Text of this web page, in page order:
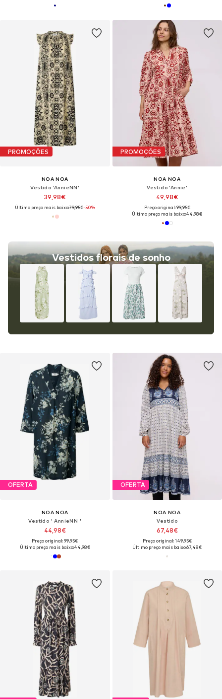
PROMOÇÕES
NOA NOA
Vestido 'AnnieNN'
39,98€
Último preço mais baixo:79,95€-50%
PROMOÇÕES
NOA NOA
Vestido 'Annie'
49,98€
Preço original: 99,95€
Último preço mais baixo:44,98€
Vestidos florais de sonho
OFERTA
NOA NOA
Vestido ' AnnieNN '
44,98€
Preço original: 99,95€
Último preço mais baixo:44,98€
OFERTA
NOA NOA
Vestido
67,48€
Preço original: 149,95€
Último preço mais baixo:67,48€